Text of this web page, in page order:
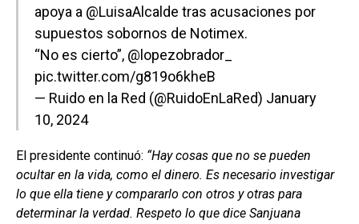
apoya a @LuisaAlcalde tras acusaciones por
supuestos sobornos de Notimex.
“No es cierto”, @lopezobrador_
pic.twitter.com/g819o6kheB
— Ruido en la Red (@RuidoEnLaRed) January
10, 2024
El presidente continuó: “Hay cosas que no se pueden
ocultar en la vida, como el dinero. Es necesario investigar
lo que ella tiene y compararlo con otros y otras para
determinar la verdad. Respeto lo que dice Sanjuana